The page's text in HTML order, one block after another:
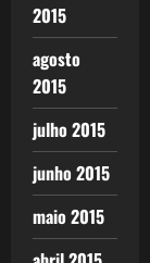
2015
agosto
2015
julho 2015
junho 2015
maio 2015